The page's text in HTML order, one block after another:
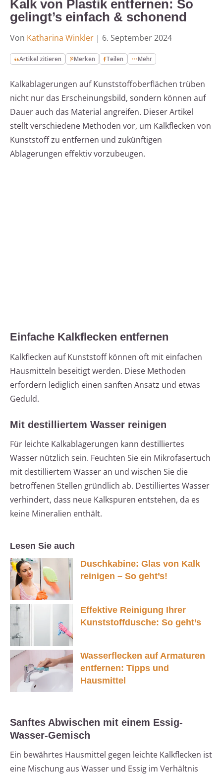
Kalk von Plastik entfernen: So
gelingt’s einfach & schonend
Von Katharina Winkler | 6. September 2024
Artikel zitieren Merken Teilen Mehr
Kalkablagerungen auf Kunststoffoberflächen trüben
nicht nur das Erscheinungsbild, sondern können auf
Dauer auch das Material angreifen. Dieser Artikel
stellt verschiedene Methoden vor, um Kalkflecken von
Kunststoff zu entfernen und zukünftigen
Ablagerungen effektiv vorzubeugen.
Einfache Kalkflecken entfernen
Kalkflecken auf Kunststoff können oft mit einfachen
Hausmitteln beseitigt werden. Diese Methoden
erfordern lediglich einen sanften Ansatz und etwas
Geduld.
Mit destilliertem Wasser reinigen
Für leichte Kalkablagerungen kann destilliertes
Wasser nützlich sein. Feuchten Sie ein Mikrofasertuch
mit destilliertem Wasser an und wischen Sie die
betroffenen Stellen gründlich ab. Destilliertes Wasser
verhindert, dass neue Kalkspuren entstehen, da es
keine Mineralien enthält.
Lesen Sie auch
Duschkabine: Glas von Kalk
reinigen – So geht’s!
Effektive Reinigung Ihrer
Kunststoffdusche: So geht’s
Wasserflecken auf Armaturen
entfernen: Tipps und
Hausmittel
Sanftes Abwischen mit einem Essig-
Wasser-Gemisch
Ein bewährtes Hausmittel gegen leichte Kalkflecken ist
eine Mischung aus Wasser und Essig im Verhältnis